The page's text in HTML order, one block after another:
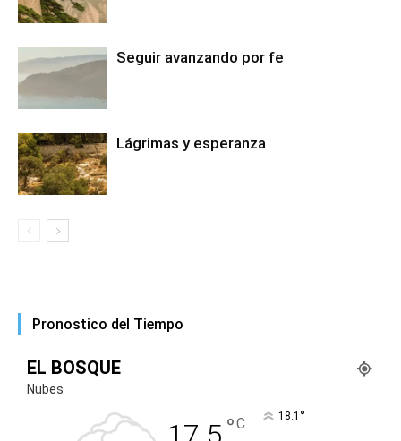
Seguir avanzando por fe
Lágrimas y esperanza
Pronostico del Tiempo
EL BOSQUE
Nubes
°C 18.1 °